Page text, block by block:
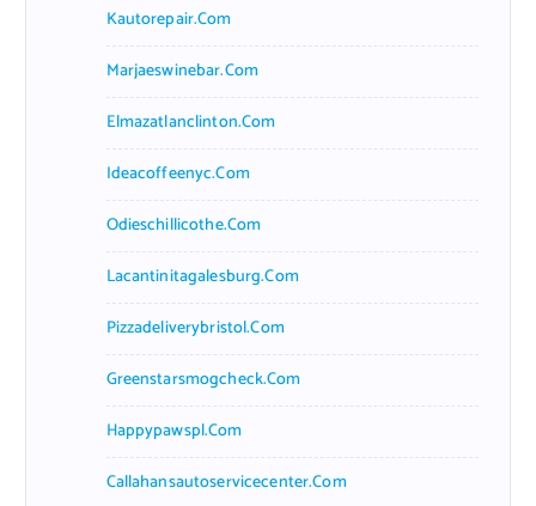
Kautorepair.com
Marjaeswinebar.com
Elmazatlanclinton.com
Ideacoffeenyc.com
Odieschillicothe.com
Lacantinitagalesburg.com
Pizzadeliverybristol.com
Greenstarsmogcheck.com
Happypawspl.com
Callahansautoservicecenter.com